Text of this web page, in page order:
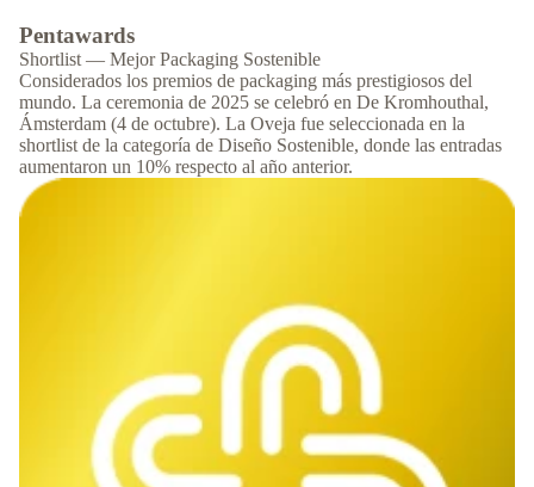
Pentawards
Shortlist — Mejor Packaging Sostenible
Considerados los premios de packaging más prestigiosos del
mundo. La ceremonia de 2025 se celebró en De Kromhouthal,
Ámsterdam (4 de octubre). La Oveja fue seleccionada en la
shortlist de la categoría de Diseño Sostenible, donde las entradas
aumentaron un 10% respecto al año anterior.